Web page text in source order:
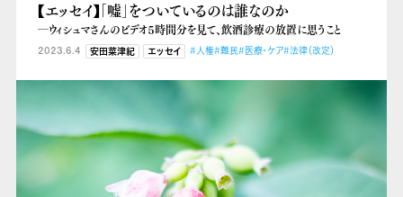
【エッセイ】「嘘」をついているのは誰なのか
―ウィシュマさんのビデオ５時間分を見て、飲酒診療の放置に思うこと
2023.6.4 安田菜津紀 エッセイ #人権#難民#医療・ケア#法律（改定）